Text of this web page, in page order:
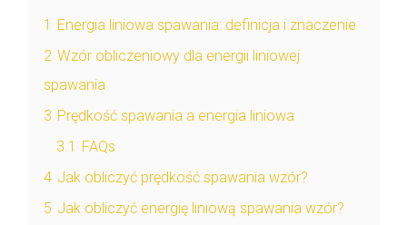
1 Energia liniowa spawania: definicja i znaczenie
2 Wzór obliczeniowy dla energii liniowej
spawania
3 Prędkość spawania a energia liniowa
3.1 FAQs
4 Jak obliczyć prędkość spawania wzór?
5 Jak obliczyć energię liniową spawania wzór?